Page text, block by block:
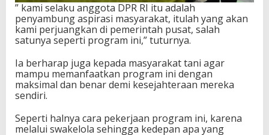
” kami selaku anggota DPR RI itu adalah
penyambung aspirasi masyarakat, itulah yang akan
kami perjuangkan di pemerintah pusat, salah
satunya seperti program ini,” tuturnya.
Ia berharap juga kepada masyarakat tani agar
mampu memanfaatkan program ini dengan
maksimal dan benar demi kesejahteraan mereka
sendiri.
Seperti halnya cara pekerjaan program ini, karena
melalui swakelola sehingga kedepan apa yang